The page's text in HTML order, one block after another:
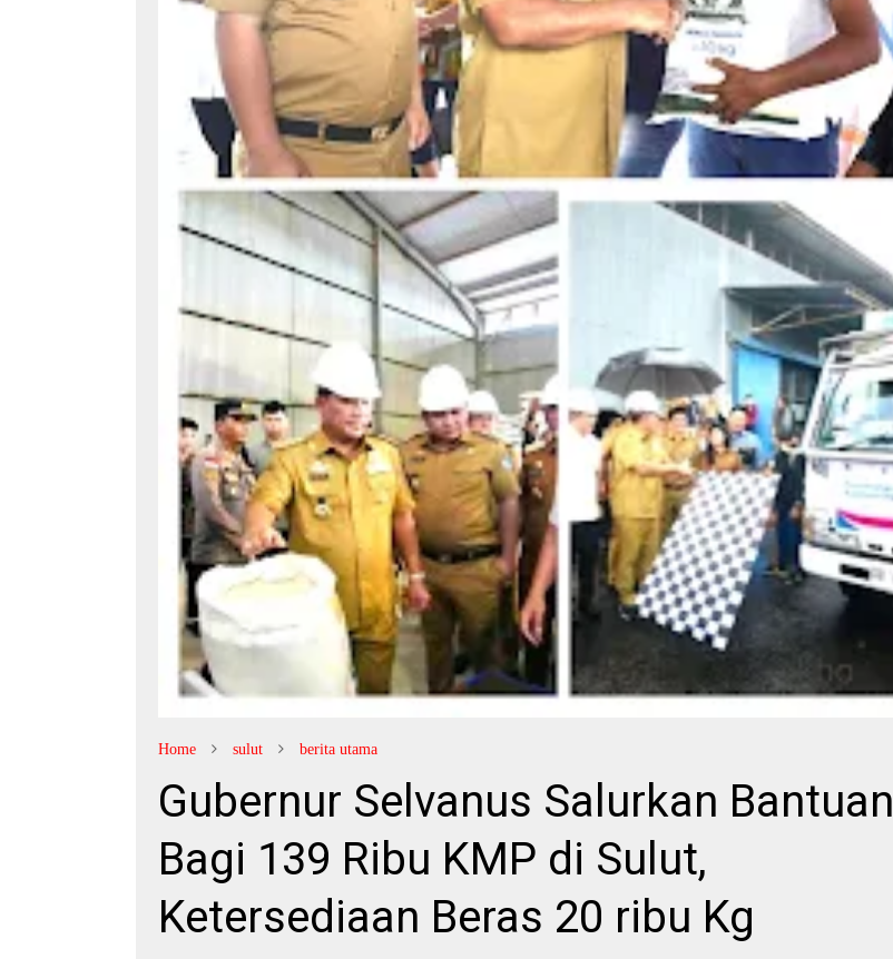
Home sulut berita utama
Gubernur Selvanus Salurkan Bantuan
Bagi 139 Ribu KMP di Sulut,
Ketersediaan Beras 20 ribu Kg